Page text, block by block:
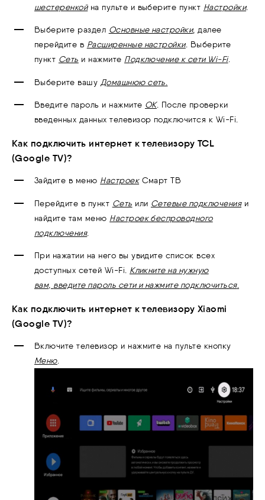
шестеренкойна пульте и выберите пункт Настройки.
Выберите раздел Основные настройки, далее
перейдите в Расширенные настройки. Выберите
пункт Сеть и нажмите Подключение к сети Wi-Fi.
Выберите вашу Домашнюю сеть.
Введите пароль и нажмите ОК. После проверки
введенных данных телевизор подключится к Wi-Fi.
Как подключить интернет к телевизору TCL
(Google TV)?
Зайдите в меню НастроекСмарт ТВ
Перейдите в пункт Сеть или Сетевые подключенияи
найдите там меню Настроек беспроводного
подключения.
При нажатии на него вы увидите список всех
доступных сетей Wi-Fi. Кликните на нужную
вам, введите пароль сети и нажмите подключиться.
Как подключить интернет к телевизору Xiaomi
(Google TV)?
Включите телевизор и нажмите на пульте кнопку
Меню.